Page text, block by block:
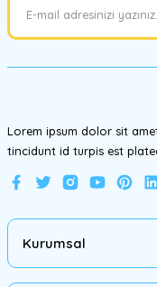
Ürün bilgilerinde
Lorem ipsum dolor sit
tincidunt id turpis est
Kurumsal